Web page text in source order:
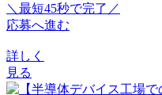
＼最短45秒で完了／
応募へ進む
詳しく
見る